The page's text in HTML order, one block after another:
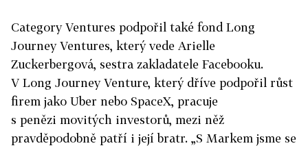
Category Ventures podpořil také fond Long
Journey Ventures, který vede Arielle
Zuckerbergová, sestra zakladatele Facebooku.
V Long Journey Venture, který dříve podpořil růst
firem jako Uber nebo SpaceX, pracuje
s penězi movitých investorů, mezi něž
pravděpodobně patří i její bratr. „S Markem jsme se